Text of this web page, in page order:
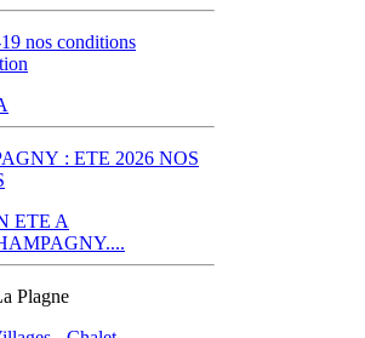
nos conditions
: ETE 2026 NOS
ETE A
Plagne